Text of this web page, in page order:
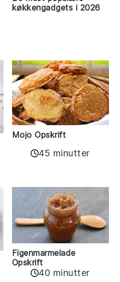
køkkengadgets i 2026
Mojo Opskrift
45 minutter
Figenmarmelade
Opskrift
40 minutter